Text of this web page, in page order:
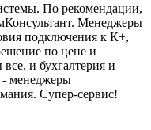
По рекомендации,
Менеджеры
подключения к К+,
по цене и
и бухгалтерия и
менеджеры
Супер-сервис!